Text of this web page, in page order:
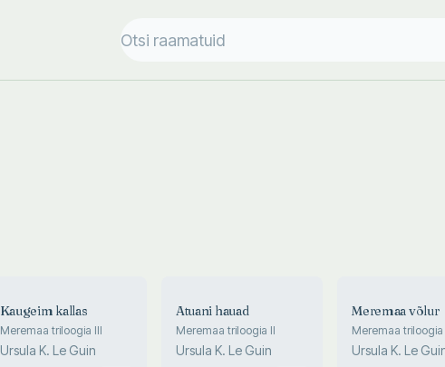
Kaugeim kallas
Meremaa triloogia III
Ursula K. Le Guin
Atuani hauad
Meremaa triloogia II
Ursula K. Le Guin
Meremaa võlur
Meremaa triloogia
Ursula K. Le